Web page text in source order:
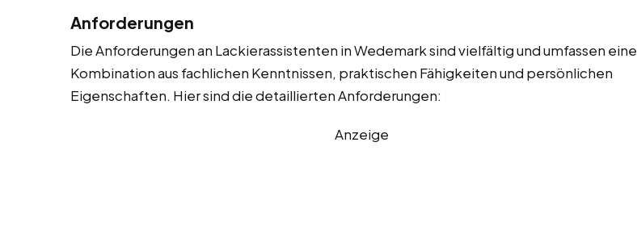
Anforderungen
Die Anforderungen an Lackierassistenten in Wedemark sind vielfältig und umfassen eine
Kombination aus fachlichen Kenntnissen, praktischen Fähigkeiten und persönlichen
Eigenschaften. Hier sind die detaillierten Anforderungen:
Anzeige